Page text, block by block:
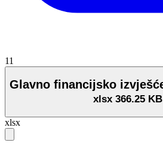
11
Glavno financijsko
xlsx 366.25 KB
xlsx